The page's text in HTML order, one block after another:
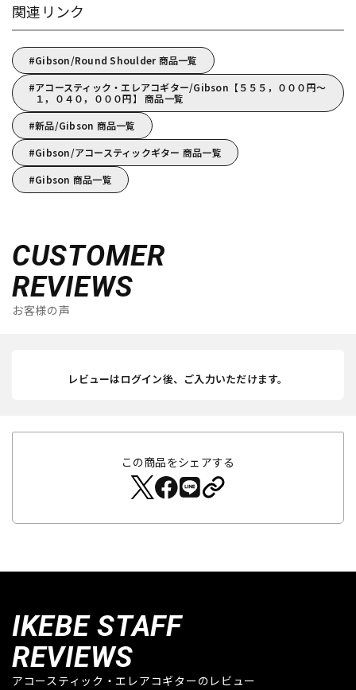
関連リンク
Gibson/Round Shoulder 商品一覧
アコースティック・エレアコギター/Gibson【５５５，０００円～
１，０４０，０００円】 商品一覧
新品/Gibson 商品一覧
Gibson/アコースティックギター 商品一覧
Gibson 商品一覧
CUSTOMER
REVIEWS
お客様の声
レビューはログイン後、ご入力いただけます。
この商品をシェアする
IKEBE STAFF
REVIEWS
アコースティック・エレアコギターのレビュー